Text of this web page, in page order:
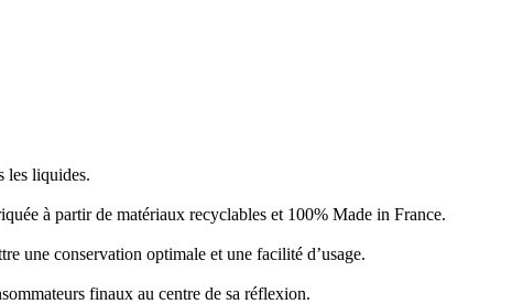
les liquides.
à partir de matériaux recyclables et 100% Made in France.
une conservation optimale et une facilité d’usage.
finaux au centre de sa réflexion.